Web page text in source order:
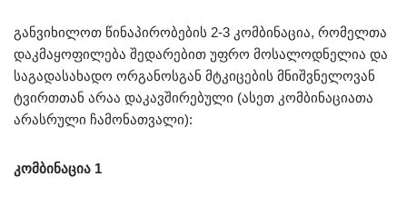
განვიხილოთ წინაპირობების 2-3 კომბინაცია, რომელთა
დაკმაყოფილება შედარებით უფრო მოსალოდნელია და
საგადასახადო ორგანოსგან მტკიცების მნიშვნელოვან
ტვირთთან არაა დაკავშირებული (ასეთ კომბინაციათა
არასრული ჩამონათვალი):
კომბინაცია 1